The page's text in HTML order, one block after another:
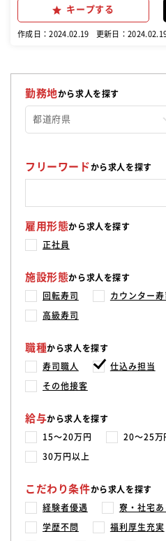
の仕方や現場の空気に合わせた立ち
なことを勉強していただきます。シ
れるお仕事です。全くの未経験でも
キープする
作成日：2024.02.19 更新日：
勤務地から求人を探す
フリーワードから求人を探す
雇用形態から求人を探す
正社員
施設形態から求人を探す
回転寿司 カウンター寿
高級寿司
職種から求人を探す
寿司職人 仕込み担当
その他接客
給与から求人を探す
15〜20万円 20〜25万
30万円以上
こだわり条件から求人を探す
経験者優遇 寮・社宅あ
学歴不問 福利厚生充実